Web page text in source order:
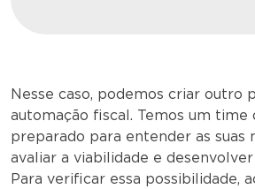
Nesse caso, podemos criar outro
automação fiscal. Temos um time
preparado para entender as suas
avaliar a viabilidade e
Para verificar essa possibilidade,